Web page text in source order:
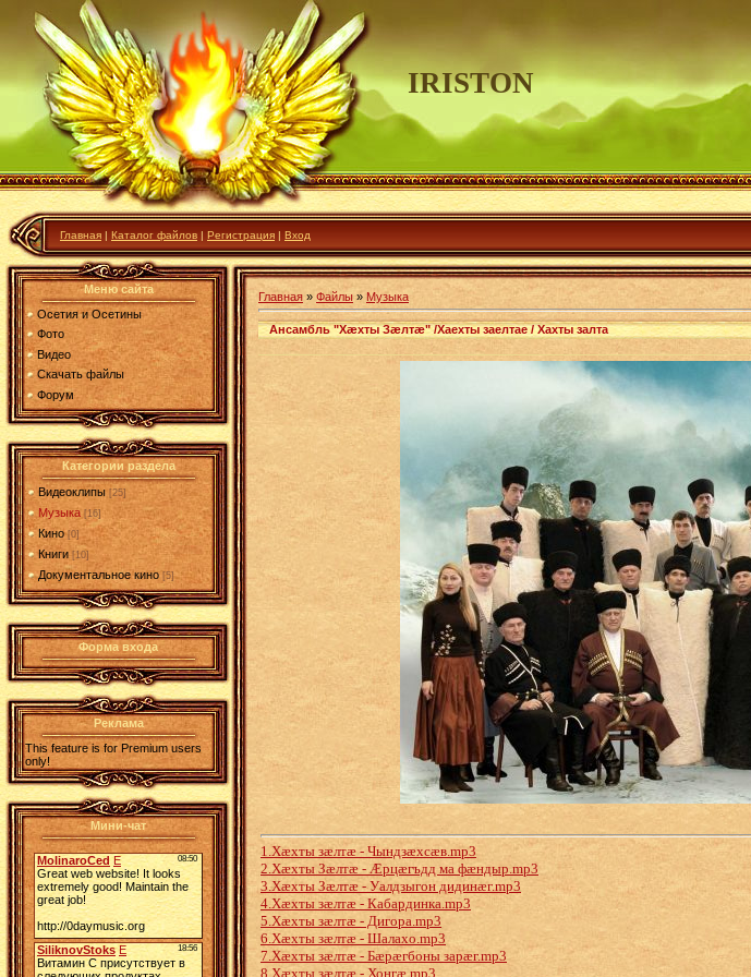
IRISTON
Главная | Каталог файлов | Регистрация | Вход
Меню сайта
Осетия и Осетины
Фото
Видео
Скачать файлы
Форум
Категории раздела
Видеоклипы [25]
Музыка [16]
Кино [0]
Книги [10]
Документальное кино [5]
Форма входа
Реклама
This feature is for Premium users
only!
Мини-чат
Главная » Файлы » Музыка
Ансамбль "Хæхты Зæлтæ" /Хаехты заелтае / Хахты залта
1.Хæхты зæлтæ - Чындзæхсæв.mp3
2.Хæхты Зæлтæ - Æрцæгъдд ма фæндыр.mp3
3.Хæхты Зæлтæ - Уалдзыгон дидинæг.mp3
4.Хæхты зæлтæ - Кабардинка.mp3
5.Хæхты зæлтæ - Дигора.mp3
6.Хæхты зæлтæ - Шалахо.mp3
7.Хæхты зæлтæ - Бæрæгбоны зарæг.mp3
8.Хæхты зæлтæ - Хонгæ.mp3